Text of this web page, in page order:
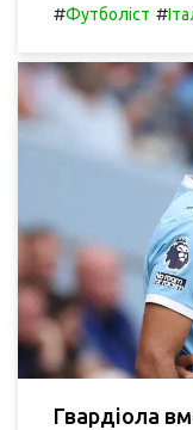
#Футболіст #
Гвардіола